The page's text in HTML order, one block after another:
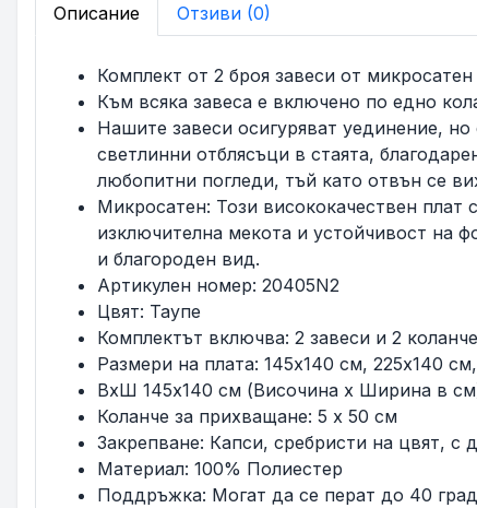
Описание Отзиви (0)
Комплект от 2 броя завеси от
Към всяка завеса е включено по едно
Нашите завеси осигуряват уединение,
светлинни отблясъци в стаята,
любопитни погледи, тъй като отвън се
Микросатен: Този висококачествен
изключителна мекота и устойчивост на
и благороден вид.
Артикулен номер: 20405N2
Цвят: Таупе
Комплектът включва: 2 завеси и 2
Размери на плата: 145x140 см, 225x140
ВxШ 145x140 см (Височина x Ширина в
Коланче за прихващане: 5 x 50 см
Закрепване: Капси, сребристи на цвят, с
Материал: 100% Полиестер
Поддръжка: Могат да се перат до 40